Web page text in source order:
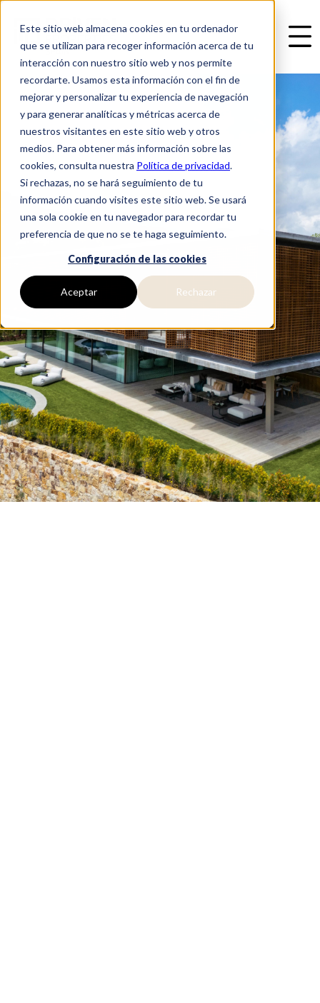
Este sitio web almacena cookies en tu ordenador
que se utilizan para recoger información acerca de tu
interacción con nuestro sitio web y nos permite
recordarte. Usamos esta información con el fin de
mejorar y personalizar tu experiencia de navegación
y para generar analíticas y métricas acerca de
nuestros visitantes en este sitio web y otros
medios. Para obtener más información sobre las
cookies, consulta nuestra Política de privacidad.
Si rechazas, no se hará seguimiento de tu
información cuando visites este sitio web. Se usará
una sola cookie en tu navegador para recordar tu
preferencia de que no se te haga seguimiento.
Configuración de las cookies
Aceptar Rechazar